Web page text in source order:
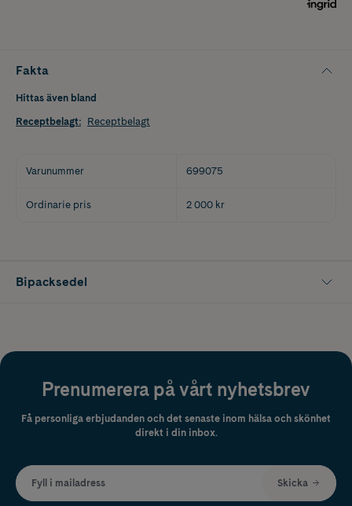
Fakta
Hittas även bland
Receptbelagt: Receptbelagt
Varunummer 699075
Ordinarie pris 2 000 kr
Bipacksedel
Prenumerera på vårt nyhetsbrev
Få personliga erbjudanden och det senaste inom hälsa och skönhet
direkt i din inbox.
Fyll i mailadress Skicka